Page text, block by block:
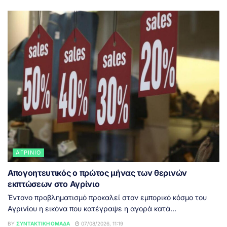
ΑΓΡΊΝΙΟ
Απογοητευτικός ο πρώτος μήνας των θερινών
εκπτώσεων στο Αγρίνιο
Έντονο προβληματισμό προκαλεί στον εμπορικό κόσμο του
Αγρινίου η εικόνα που κατέγραψε η αγορά κατά...
BY ΣΥΝΤΑΚΤΙΚΉ ΟΜΆΔΑ 07/08/2026, 11:19